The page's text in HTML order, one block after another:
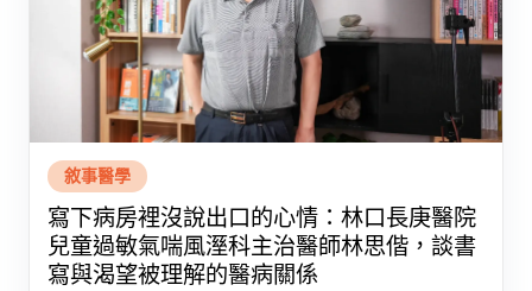
敘事醫學
寫下病房裡沒說出口的心情：林口長庚醫院
兒童過敏氣喘風溼科主治醫師林思偕，談書
寫與渴望被理解的醫病關係